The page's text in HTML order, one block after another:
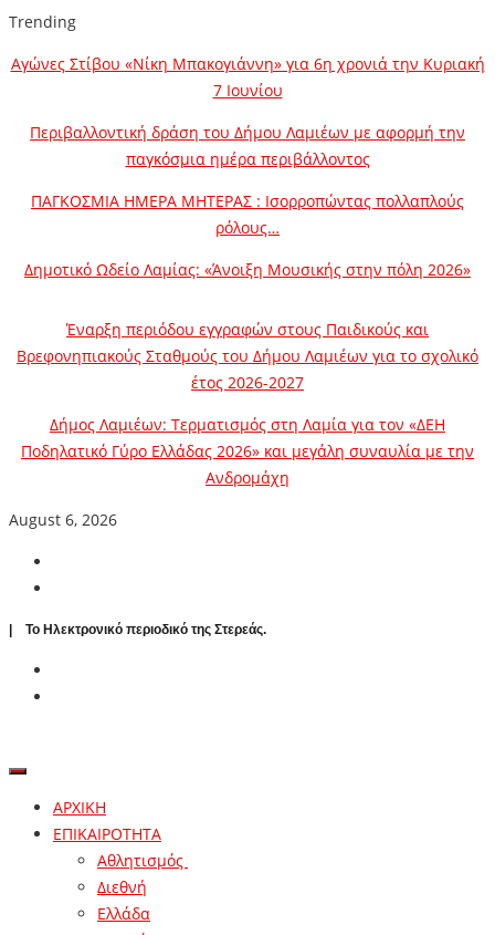
Trending
Αγώνες Στίβου «Νίκη Μπακογιάννη» για 6η χρονιά την Κυριακή
7 Ιουνίου
Περιβαλλοντική δράση του Δήμου Λαμιέων με αφορμή την
παγκόσμια ημέρα περιβάλλοντος
ΠΑΓΚΟΣΜΙΑ ΗΜΕΡΑ ΜΗΤΕΡΑΣ : Ισορροπώντας πολλαπλούς
ρόλους…
Δημοτικό Ωδείο Λαμίας: «Άνοιξη Μουσικής στην πόλη 2026»
Έναρξη περιόδου εγγραφών στους Παιδικούς και
Βρεφονηπιακούς Σταθμούς του Δήμου Λαμιέων για το σχολικό
έτος 2026-2027
Δήμος Λαμιέων: Τερματισμός στη Λαμία για τον «ΔΕΗ
Ποδηλατικό Γύρο Ελλάδας 2026» και μεγάλη συναυλία με την
Ανδρομάχη
August 6, 2026
| To Ηλεκτρονικό περιοδικό της Στερεάς.
ΑΡΧΙΚΗ
ΕΠΙΚΑΙΡΟΤΗΤΑ
Αθλητισμός
Διεθνή
Ελλάδα